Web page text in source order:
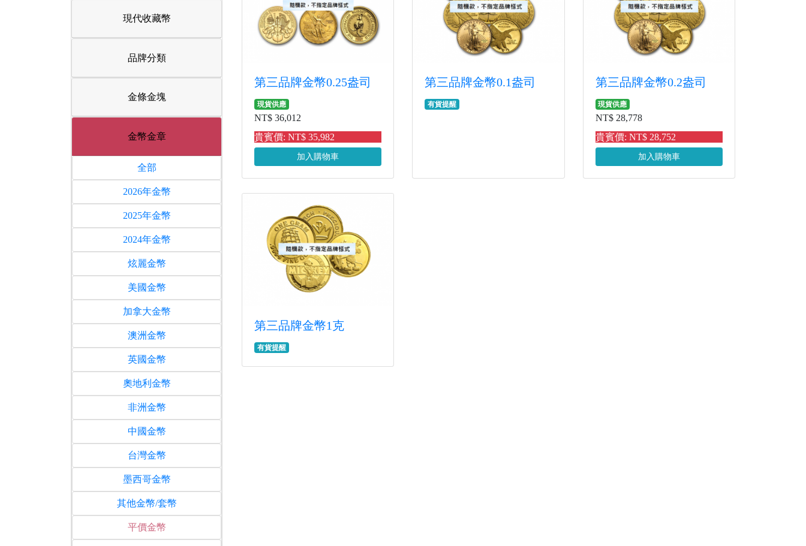
現代收藏幣
品牌分類
金條金塊
金幣金章
全部
2026年金幣
2025年金幣
2024年金幣
炫麗金幣
美國金幣
加拿大金幣
澳洲金幣
英國金幣
奧地利金幣
非洲金幣
中國金幣
台灣金幣
墨西哥金幣
其他金幣/套幣
平價金幣
第三品牌金幣0.25盎司
現貨供應
NT$ 36,012
貴賓價: NT$ 35,982
加入購物車
第三品牌金幣0.1盎司
有貨提醒
第三品牌金幣0.2盎司
現貨供應
NT$ 28,778
貴賓價: NT$ 28,752
加入購物車
第三品牌金幣1克
有貨提醒